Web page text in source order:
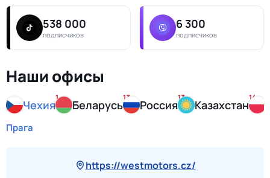
538 000
подписчиков
6 300
подписчиков
Наши офисы
Чехия
1
Беларусь
13
Россия
13
Казахстан
14
Прага
https://westmotors.cz/